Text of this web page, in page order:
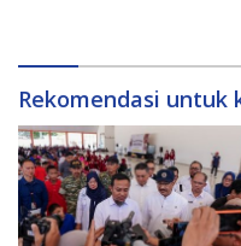
Rekomendasi untuk